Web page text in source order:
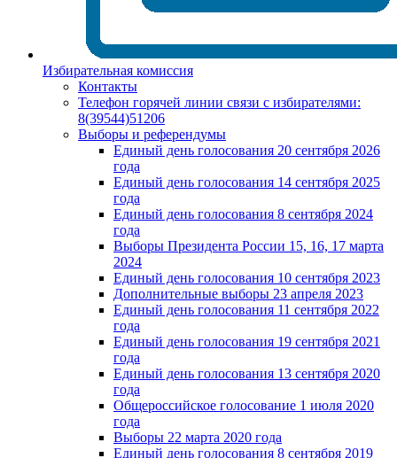
Избирательная комиссия
Контакты
Телефон горячей линии связи с избирателями:
8(39544)51206
Выборы и референдумы
Единый день голосования 20 сентября 2026
года
Единый день голосования 14 сентября 2025
года
Единый день голосования 8 сентября 2024
года
Выборы Президента России 15, 16, 17 марта
2024
Единый день голосования 10 сентября 2023
Дополнительные выборы 23 апреля 2023
Единый день голосования 11 сентября 2022
года
Единый день голосования 19 сентября 2021
года
Единый день голосования 13 сентября 2020
года
Общероссийское голосование 1 июля 2020
года
Выборы 22 марта 2020 года
Единый день голосования 8 сентября 2019